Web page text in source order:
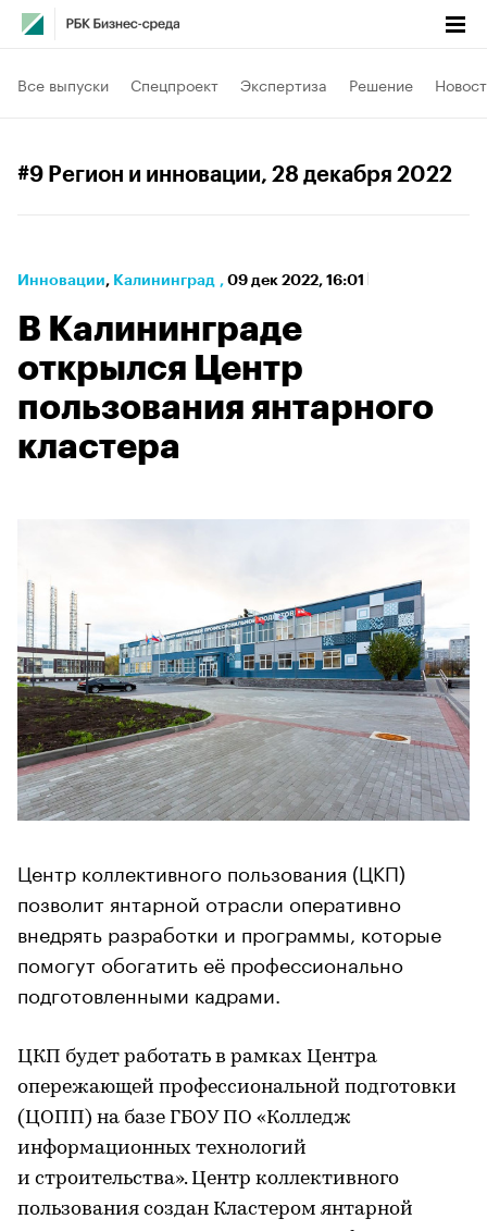
Все выпуски Спецпроект Экспертиза Решение
#9 Регион и инновации, 28 декабря 2022
Инновации⁠, Калининград , 09 дек 2022, 16:01
В Калининграде
открылся Центр
пользования янтарного
кластера
Центр коллективного пользования (ЦКП)
позволит янтарной отрасли оперативно
внедрять разработки и программы, которые
помогут обогатить её профессионально
подготовленными кадрами.
ЦКП будет работать в рамках Центра
опережающей профессиональной подготовки
(ЦОПП) на базе ГБОУ ПО «Колледж
информационных технологий
и строительства». Центр коллективного
пользования создан Кластером янтарной